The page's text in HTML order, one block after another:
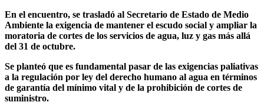
En el encuentro, se trasladó al Secretario de Estado de Medio
Ambiente la exigencia de mantener el escudo social y ampliar la
moratoria de cortes de los servicios de agua, luz y gas más allá
del 31 de octubre.
Se planteó que es fundamental pasar de las exigencias paliativas
a la regulación por ley del derecho humano al agua en términos
de garantía del mínimo vital y de la prohibición de cortes de
suministro.